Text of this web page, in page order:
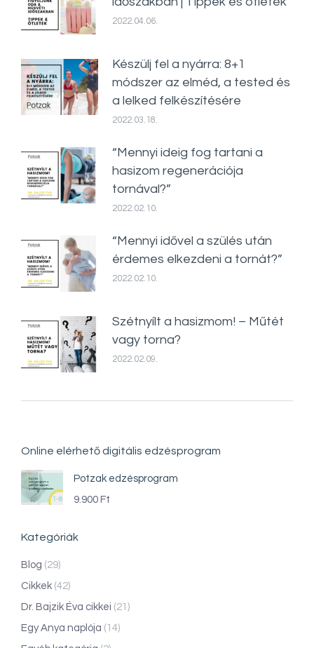
2022.04.06.
Készülj fel a nyárra: 8+1
módszer az elméd, a tested és
a lelked felkészítésére
2022.03.18.
“Mennyi ideig fog tartani a
hasizom regenerációja
tornával?”
2022.02.10.
“Mennyi idővel a szülés után
érdemes elkezdeni a tornát?”
2022.02.10.
Szétnyílt a hasizmom! – Műtét
vagy torna?
2022.02.09.
Online elérhető digitális edzésprogram
Potzak edzésprogram
9.900 Ft
Kategóriák
Blog (29)
Cikkek (42)
Dr. Bajzik Éva cikkei (21)
Egy Anya naplója (14)